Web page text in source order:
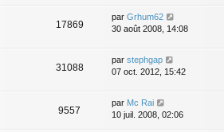
17869
par Grhum62
30 août 2008, 14:08
31088
par stephgap
07 oct. 2012, 15:42
9557
par Mc Rai
10 juil. 2008, 02:06